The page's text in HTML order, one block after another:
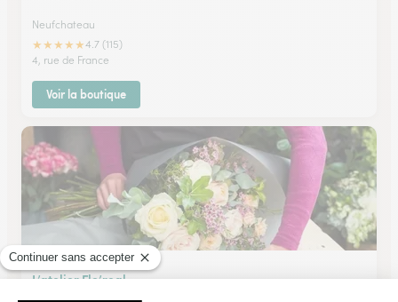
Neufchateau
★★★★★4.7 (115)
4, rue de France
Voir la boutique
L’atelier Flo’real